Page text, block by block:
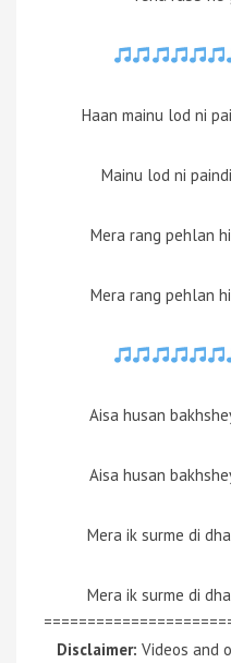
Haan mainu lod ni
Mainu lod ni
Mera rang pehlan
Mera rang pehlan
Aisa husan
Aisa husan
Mera ik surme di
Mera ik surme di
Disclaimer: Videos and